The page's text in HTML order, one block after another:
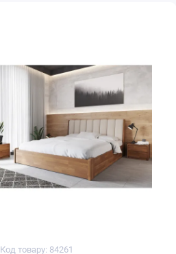
Код товару: 84261